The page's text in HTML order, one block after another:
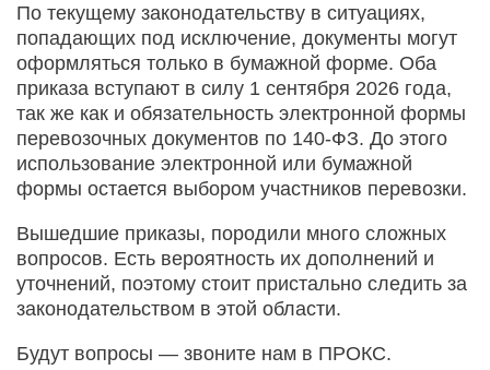
По текущему законодательству в ситуациях,
попадающих под исключение, документы могут
оформляться только в бумажной форме. Оба
приказа вступают в силу 1 сентября 2026 года,
так же как и обязательность электронной формы
перевозочных документов по 140-ФЗ. До этого
использование электронной или бумажной
формы остается выбором участников перевозки.
Вышедшие приказы, породили много сложных
вопросов. Есть вероятность их дополнений и
уточнений, поэтому стоит пристально следить за
законодательством в этой области.
Будут вопросы — звоните нам в ПРОКС.